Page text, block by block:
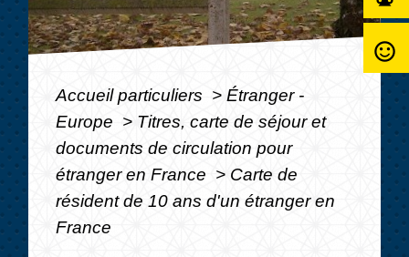
Accueil particuliers > Étranger -
Europe > Titres, carte de séjour et
documents de circulation pour
étranger en France > Carte de
résident de 10 ans d'un étranger en
France
sentiment_satisfied_alt